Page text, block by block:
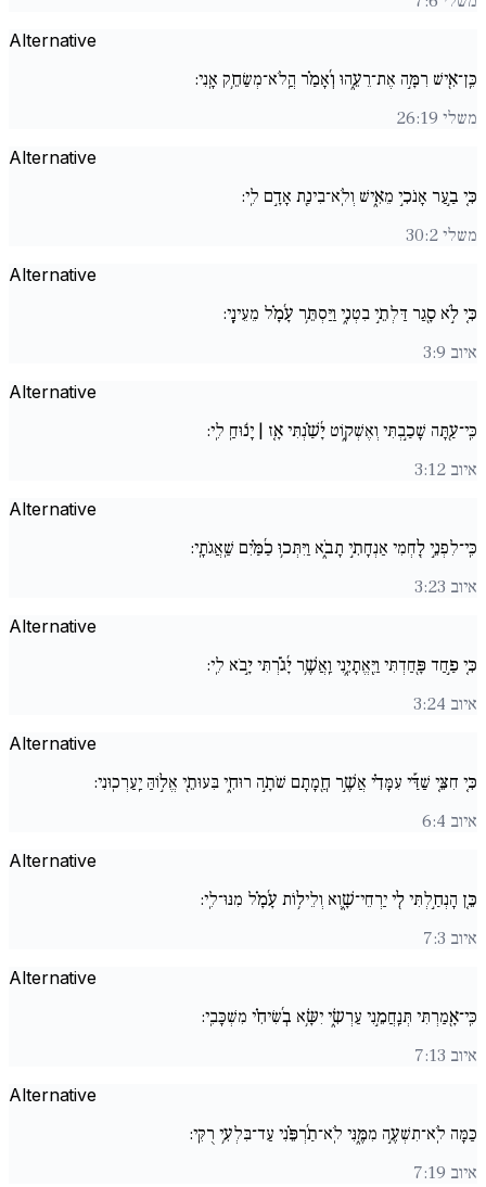
Alternative
כֵּֽן־אִ֖ישׁ רִמָּ֣ה אֶת־רֵעֵ֑הוּ וְ֜אָמַ֗ר הֲֽלֹא־מְשַׂחֵ֥ק אָֽנִי:
משלי 26:19
Alternative
כִּ֤י בַ֣עַר אָנֹכִ֣י מֵאִ֑ישׁ וְלֹֽא־בִינַ֖ת אָדָ֣ם לִֽי:
משלי 30:2
Alternative
כִּ֚י לֹ֣א סָ֖גַר דַּלְתֵ֣י בִטְנִ֑י וַיַּסְתֵּ֥ר עָ֜מָ֗ל מֵעֵינָֽי:
איוב 3:9
Alternative
כִּֽי־עַ֖תָּה שָׁכַ֣בְתִּי וְאֶשְׁק֑וֹט יָ֜שַׁ֗נְתִּי אָ֚ז | יָנ֬וּחַֽ לִֽי:
איוב 3:12
Alternative
כִּֽי־לִפְנֵ֣י לַ֖חְמִי אַנְחָתִ֣י תָבֹ֑א וַיִּתְּכ֥וּ כַ֜מַּ֗יִם שַֽׁאֲגֹתָֽי:
איוב 3:23
Alternative
כִּ֚י פַ֣חַד פָּ֖חַדְתִּי וַיֶּֽאֱתָיֵ֑נִי וַֽאֲשֶׁ֥ר יָ֜גֹ֗רְתִּי יָ֣בֹא לִֽי:
איוב 3:24
Alternative
כִּ֚י חִצֵּ֚י שַׁדַּ֡י עִמָּדִ֗י אֲשֶׁ֣ר חֲ֖מָתָם שֹׁתָ֣ה רוּחִ֑י בִּעוּתֵ֖י אֱל֣וֹהַּ יַֽעַרְכֽוּנִי:
איוב 6:4
Alternative
כֵּ֚ן הָנְחַ֣לְתִּי לִ֖י יַרְחֵי־שָׁ֑וְא וְלֵיל֥וֹת עָ֜מָ֗ל מִנּוּ־לִֽי:
איוב 7:3
Alternative
כִּֽי־אָ֖מַרְתִּי תְּנַֽחֲמֵ֣נִי עַרְשִׂ֑י יִשָּׂ֥א בְ֜שִׂיחִ֗י מִשְׁכָּבִֽי:
איוב 7:13
Alternative
כַּמָּה לֹֽא־תִשְׁעֶ֣ה מִמֶּ֑נִּי לֹֽא־תַ֜רְפֵּ֗נִי עַד־בִּלְעִ֥י רֻקִּֽי:
איוב 7:19